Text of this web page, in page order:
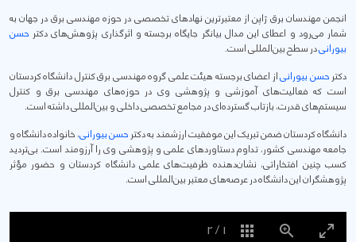
انجمن مهندسان برق ژاپن از معتبرترین نهادهای تخصصی در حوزه مهندسی برق در جهان به
شمار می‌رود و اعطای این مدال بیانگر جایگاه برجسته و اثرگذاری پژوهش‌های دکتر حسن
بیورانیدر سطح بین‌المللی است.
دکترحسن بیورانیاز اعضای برجسته هیئت علمی گروه مهندسی برق کنترل دانشگاه کردستان
است که فعالیت‌های آموزشی و پژوهشی وی در حوزه‌های مهندسی برق و کنترل
سیستم‌های قدرت، بازتاب گسترده‌ای در مجامع تخصصی داخلی و بین‌المللی داشته است.
دانشگاه کردستان ضمن تبریک این موفقیت ارزشمند به دکترحسن بیورانی، خانواده دانشگاه و
جامعه مهندسی کشور، تداوم دستاوردهای علمی و پژوهشی وی را آرزومند است. بی‌تردید
کسب چنین افتخاراتی، نشان‌دهنده ظرفیت‌های علمی دانشگاه کردستان و حضور مؤثر
پژوهشگران این دانشگاه در عرصه‌های معتبر بین‌المللی است.
1
/
2